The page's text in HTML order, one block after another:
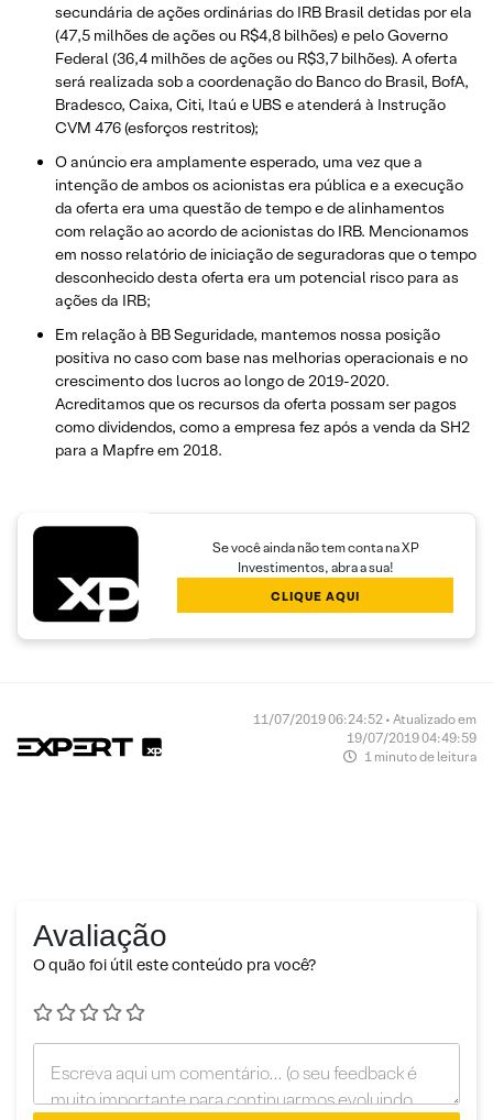
secundária de ações ordinárias do IRB Brasil detidas por ela
(47,5 milhões de ações ou R$4,8 bilhões) e pelo Governo
Federal (36,4 milhões de ações ou R$3,7 bilhões). A oferta
será realizada sob a coordenação do Banco do Brasil, BofA,
Bradesco, Caixa, Citi, Itaú e UBS e atenderá à Instrução
CVM 476 (esforços restritos);
O anúncio era amplamente esperado, uma vez que a
intenção de ambos os acionistas era pública e a execução
da oferta era uma questão de tempo e de alinhamentos
com relação ao acordo de acionistas do IRB. Mencionamos
em nosso relatório de iniciação de seguradoras que o tempo
desconhecido desta oferta era um potencial risco para as
ações da IRB;
Em relação à BB Seguridade, mantemos nossa posição
positiva no caso com base nas melhorias operacionais e no
crescimento dos lucros ao longo de 2019-2020.
Acreditamos que os recursos da oferta possam ser pagos
como dividendos, como a empresa fez após a venda da SH2
para a Mapfre em 2018.
Se você ainda não tem conta na XP
Investimentos, abra a sua!
CLIQUE AQUI
11/07/2019 06:24:52 • Atualizado em
19/07/2019 04:49:59
1 minuto de leitura
Avaliação
O quão foi útil este conteúdo pra você?